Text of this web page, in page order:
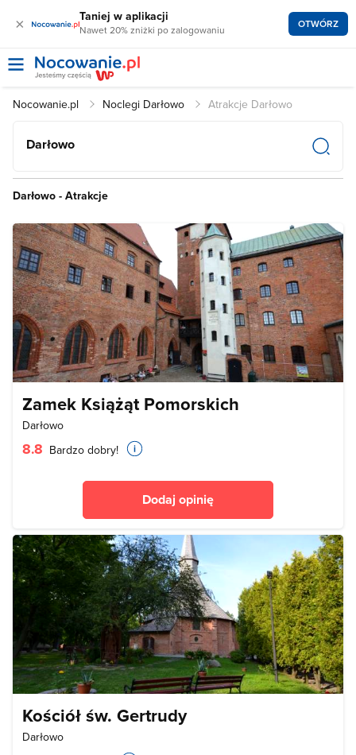
× Taniej w aplikacji
Nawet 20% zniżki po zalogowaniu OTWÓRZ
Nocowanie.pl Noclegi Darłowo Atrakcje Darłowo
Darłowo
Darłowo - Atrakcje
Zamek Książąt Pomorskich
Darłowo
8.8 Bardzo dobry!
Dodaj opinię
Kościół św. Gertrudy
Darłowo